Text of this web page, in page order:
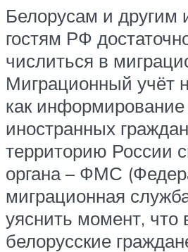
Белорусам и другим
гостям РФ
числиться в
Миграционный учёт
как
иностранных
территорию России
органа – ФМС
миграционная
уяснить момент, что
белорусские